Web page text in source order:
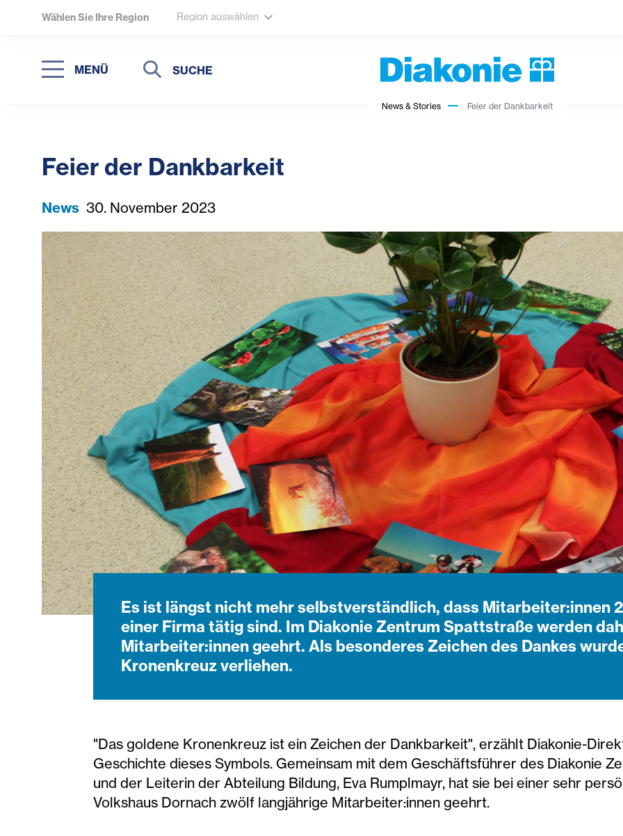
Wählen Sie Ihre Region Region auswählen
MENÜ
Suche
Suche
News & Stories Feier der Dankbarkeit
Feier der Dankbarkeit
News 30. November 2023
Es ist längst nicht mehr selbstverständlich, dass Mitarbeiter:innen
einer Firma tätig sind. Im Diakonie Zentrum Spattstraße werden
Mitarbeiter:innen geehrt. Als besonderes Zeichen des Dankes
Kronenkreuz verliehen.
"Das goldene Kronenkreuz ist ein Zeichen der Dankbarkeit", erzählt Diakonie-
Geschichte dieses Symbols. Gemeinsam mit dem Geschäftsführer des Diakonie
und der Leiterin der Abteilung Bildung, Eva Rumplmayr, hat sie bei einer sehr
Volkshaus Dornach zwölf langjährige Mitarbeiter:innen geehrt.